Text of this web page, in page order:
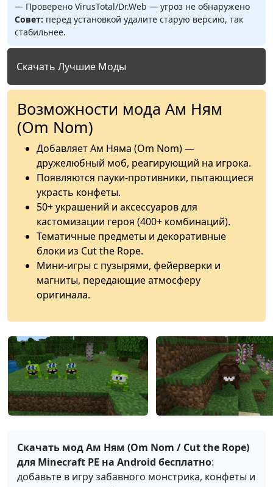
— Проверено VirusTotal/Dr.Web — угроз не обнаружено
Совет: перед установкой удалите старую версию, так
стабильнее.
Скачать Лучшие Моды
Возможности мода Ам Ням
(Om Nom)
Добавляет Ам Няма (Om Nom) —
дружелюбный моб, реагирующий на игрока.
Появляются пауки-противники, пытающиеся
украсть конфеты.
50+ украшений и аксессуаров для
кастомизации героя (400+ комбинаций).
Тематичные предметы и декоративные
блоки из Cut the Rope.
Мини-игры с пузырями, фейерверки и
магниты, передающие атмосферу
оригинала.
Скачать мод Ам Ням (Om Nom / Cut the Rope)
для Minecraft PE на Android бесплатно:
добавьте в игру забавного монстрика, конфеты и